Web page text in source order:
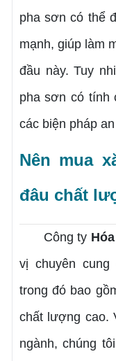
pha sơn có thể
mạnh, giúp làm
đầu này. Tuy
pha sơn có tính
các biện pháp
Nên mua
đâu chất
Công ty
vị chuyên
trong đó bao
chất lượng cao.
ngành, chúng